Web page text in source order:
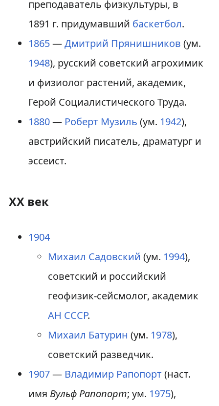
преподаватель физкультуры, в
1891 г. придумавший баскетбол.
1865—Дмитрий Прянишников (ум.
1948), русский советский агрохимик
и физиолог растений, академик,
Герой Социалистического Труда.
1880— Роберт Музиль (ум. 1942),
австрийский писатель, драматург и
эссеист.
XX век
1904
Михаил Садовский (ум. 1994),
советский и российский
геофизик-сейсмолог, академик
АН СССР.
Михаил Батурин (ум. 1978),
советский разведчик.
1907— Владимир Рапопорт (наст.
имя Вульф Рапопорт; ум. 1975),